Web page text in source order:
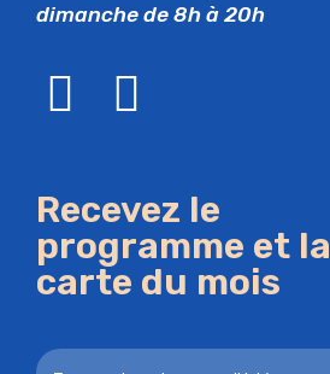
dimanche de 8h à 20h
Recevez le
programme et la
carte du mois